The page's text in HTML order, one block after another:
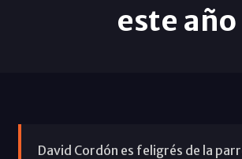
este año
David Cordón es feligrés de la